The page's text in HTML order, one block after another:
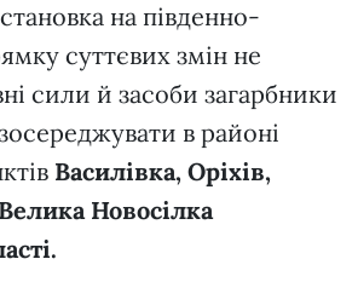
на південно-
суттєвих змін не
сили й засоби загарбники
в районі
Василівка, Оріхів,
Новосілка